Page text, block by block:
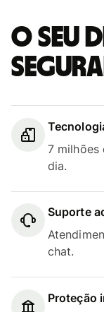
O seu
7 milhões
dia.
Suporte
chat.
Proteção